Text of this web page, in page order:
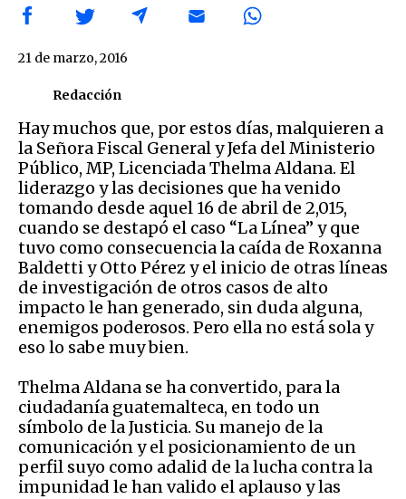
Redacción
21 de marzo, 2016
Hay muchos que, por estos días, malquieren a
la Señora Fiscal General y Jefa del Ministerio
Público, MP, Licenciada Thelma Aldana. El
liderazgo y las decisiones que ha venido
tomando desde aquel 16 de abril de 2,015,
cuando se destapó el caso “La Línea” y que
tuvo como consecuencia la caída de Roxanna
Baldetti y Otto Pérez y el inicio de otras líneas
de investigación de otros casos de alto
impacto le han generado, sin duda alguna,
enemigos poderosos. Pero ella no está sola y
eso lo sabe muy bien.
Thelma Aldana se ha convertido, para la
ciudadanía guatemalteca, en todo un
símbolo de la Justicia. Su manejo de la
comunicación y el posicionamiento de un
perfil suyo como adalid de la lucha contra la
impunidad le han valido el aplauso y las